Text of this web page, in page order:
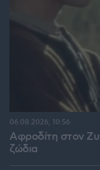
Αφροδίτη στον
ζώδια
06.08.2026, 10:56